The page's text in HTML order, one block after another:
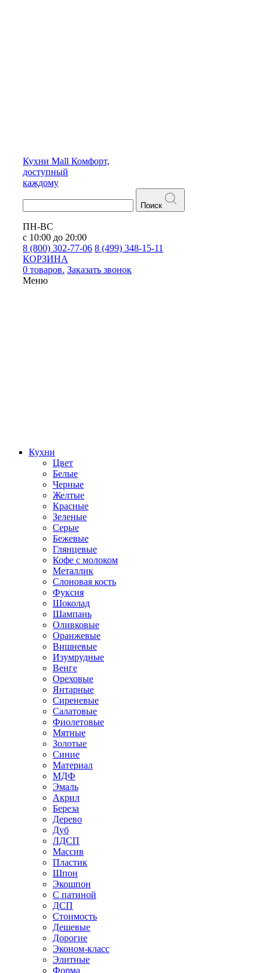
Кухни Mall Комфорт,
доступный
каждому
Поиск
ПН-ВС
с 10:00 до 20:00
8 (800) 302-77-06 8 (499) 348-15-11
КОРЗИНА
0 товаров. Заказать звонок
Меню
Кухни
Цвет
Белые
Черные
Желтые
Красные
Зеленые
Серые
Бежевые
Глянцевые
Кофе с молоком
Металлик
Слоновая кость
Фуксия
Шоколад
Шампань
Оливковые
Оранжевые
Вишневые
Изумрудные
Венге
Ореховые
Янтарные
Сиреневые
Салатовые
Фиолетовые
Мятные
Золотые
Синие
Материал
МДФ
Эмаль
Акрил
Береза
Дерево
Дуб
ЛДСП
Массив
Пластик
Шпон
Экошпон
С патиной
ДСП
Стоимость
Дешевые
Дорогие
Эконом-класс
Элитные
Форма